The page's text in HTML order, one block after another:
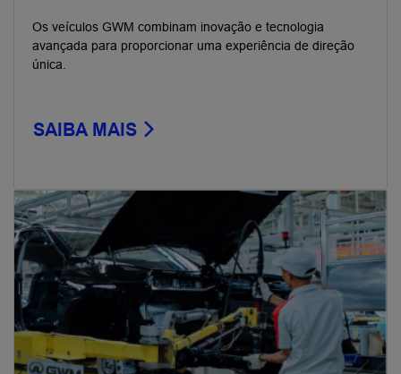
Os veículos GWM combinam inovação e tecnologia
avançada para proporcionar uma experiência de direção
única.
SAIBA MAIS